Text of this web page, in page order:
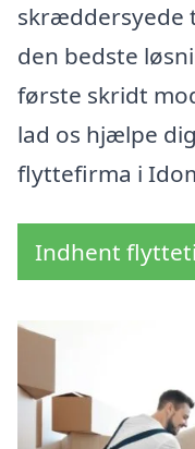
skræddersyede
den bedste
første skridt
lad os hjælpe
flyttefirma i
Indhent